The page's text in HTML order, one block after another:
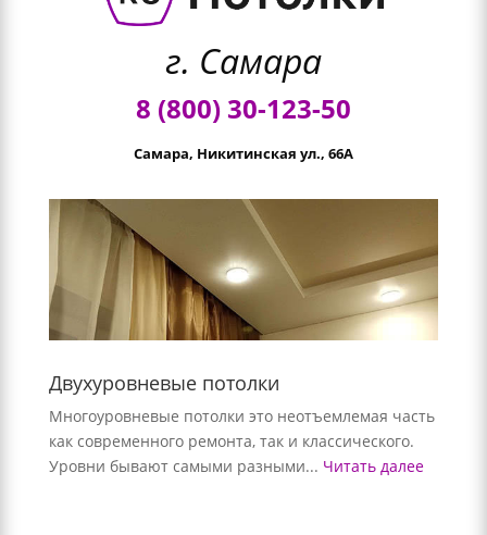
г. Самара
8 (800) 30-123-50
Самара, Никитинская ул., 66А
Двухуровневые потолки
Многоуровневые потолки это неотъемлемая часть
как современного ремонта, так и классического.
Уровни бывают самыми разными... Читать далее